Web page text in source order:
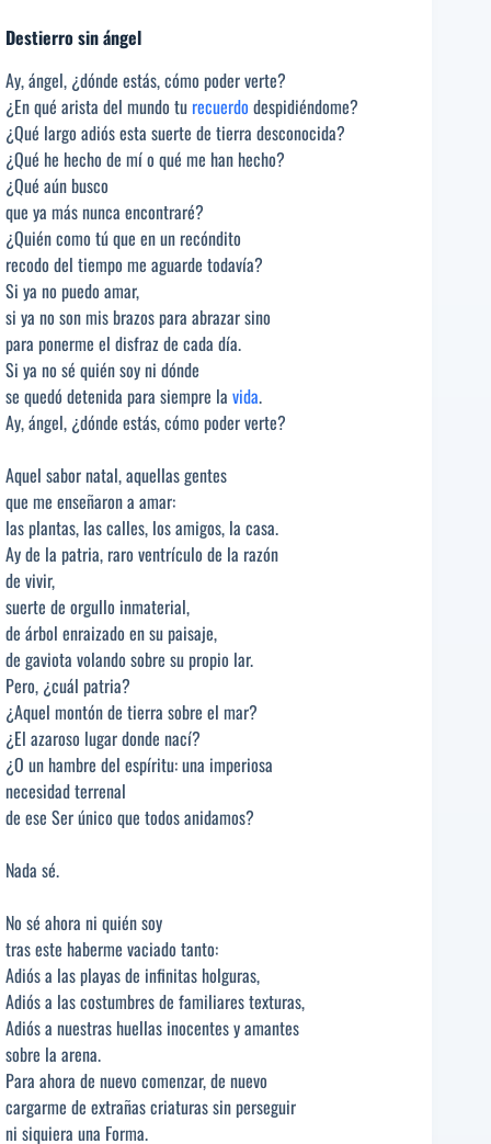
Destierro sin ángel
Ay, ángel, ¿dónde estás, cómo poder verte?
¿En qué arista del mundo tu recuerdo despidiéndome?
¿Qué largo adiós esta suerte de tierra desconocida?
¿Qué he hecho de mí o qué me han hecho?
¿Qué aún busco
que ya más nunca encontraré?
¿Quién como tú que en un recóndito
recodo del tiempo me aguarde todavía?
Si ya no puedo amar,
si ya no son mis brazos para abrazar sino
para ponerme el disfraz de cada día.
Si ya no sé quién soy ni dónde
se quedó detenida para siempre la vida.
Ay, ángel, ¿dónde estás, cómo poder verte?
Aquel sabor natal, aquellas gentes
que me enseñaron a amar:
las plantas, las calles, los amigos, la casa.
Ay de la patria, raro ventrículo de la razón
de vivir,
suerte de orgullo inmaterial,
de árbol enraizado en su paisaje,
de gaviota volando sobre su propio lar.
Pero, ¿cuál patria?
¿Aquel montón de tierra sobre el mar?
¿El azaroso lugar donde nací?
¿O un hambre del espíritu: una imperiosa
necesidad terrenal
de ese Ser único que todos anidamos?
Nada sé.
No sé ahora ni quién soy
tras este haberme vaciado tanto:
Adiós a las playas de infinitas holguras,
Adiós a las costumbres de familiares texturas,
Adiós a nuestras huellas inocentes y amantes
sobre la arena.
Para ahora de nuevo comenzar, de nuevo
cargarme de extrañas criaturas sin perseguir
ni siquiera una Forma.